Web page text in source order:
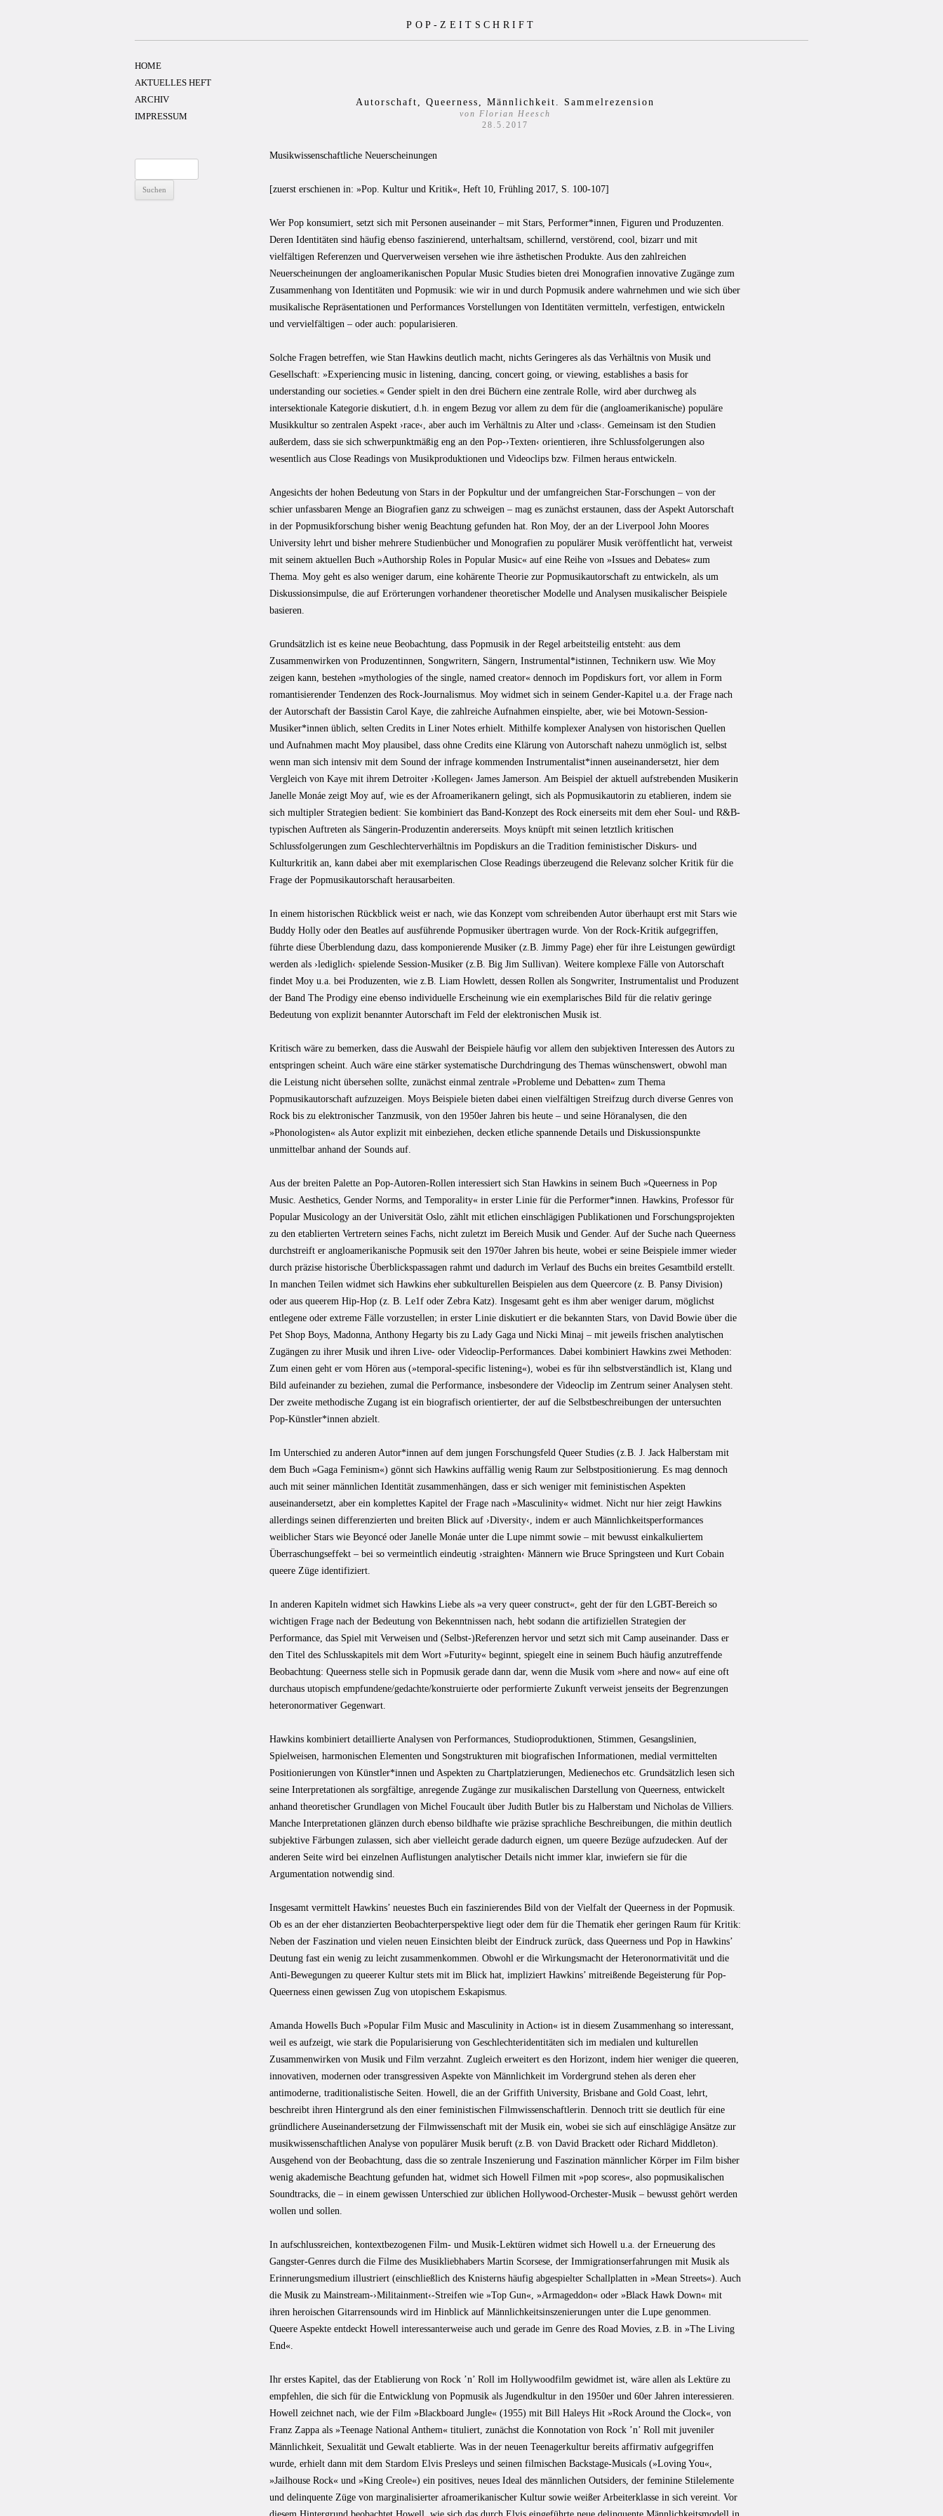
POP-ZEITSCHRIFT
Autorschaft, Queerness, Männlichkeit. Sammelrezension
von Florian Heesch
28.5.2017
Musikwissenschaftliche Neuerscheinungen
[zuerst erschienen in: »Pop. Kultur und Kritik«, Heft 10, Frühling 2017, S. 100-107]
Wer Pop konsumiert, setzt sich mit Personen auseinander – mit Stars, Performer*innen, Figuren und Produzenten.
Deren Identitäten sind häufig ebenso faszinierend, unterhaltsam, schillernd, verstörend, cool, bizarr und mit
vielfältigen Referenzen und Querverweisen versehen wie ihre ästhetischen Produkte. Aus den zahlreichen
Neuerscheinungen der angloamerikanischen Popular Music Studies bieten drei Monografien innovative Zugänge zum
Zusammenhang von Identitäten und Popmusik: wie wir in und durch Popmusik andere wahrnehmen und wie sich über
musikalische Repräsentationen und Performances Vorstellungen von Identitäten vermitteln, verfestigen, entwickeln
und vervielfältigen – oder auch: popularisieren.
Solche Fragen betreffen, wie Stan Hawkins deutlich macht, nichts Geringeres als das Verhältnis von Musik und
Gesellschaft: »Experiencing music in listening, dancing, concert going, or viewing, establishes a basis for
understanding our societies.« Gender spielt in den drei Büchern eine zentrale Rolle, wird aber durchweg als
intersektionale Kategorie diskutiert, d.h. in engem Bezug vor allem zu dem für die (angloamerikanische) populäre
Musikkultur so zentralen Aspekt ›race‹, aber auch im Verhältnis zu Alter und ›class‹. Gemeinsam ist den Studien
außerdem, dass sie sich schwerpunktmäßig eng an den Pop-›Texten‹ orientieren, ihre Schlussfolgerungen also
wesentlich aus Close Readings von Musikproduktionen und Videoclips bzw. Filmen heraus entwickeln.
Angesichts der hohen Bedeutung von Stars in der Popkultur und der umfangreichen Star-Forschungen – von der
schier unfassbaren Menge an Biografien ganz zu schweigen – mag es zunächst erstaunen, dass der Aspekt Autorschaft
in der Popmusikforschung bisher wenig Beachtung gefunden hat. Ron Moy, der an der Liverpool John Moores
University lehrt und bisher mehrere Studienbücher und Monografien zu populärer Musik veröffentlicht hat, verweist
mit seinem aktuellen Buch »Authorship Roles in Popular Music« auf eine Reihe von »Issues and Debates« zum
Thema. Moy geht es also weniger darum, eine kohärente Theorie zur Popmusikautorschaft zu entwickeln, als um
Diskussionsimpulse, die auf Erörterungen vorhandener theoretischer Modelle und Analysen musikalischer Beispiele
basieren.
Grundsätzlich ist es keine neue Beobachtung, dass Popmusik in der Regel arbeitsteilig entsteht: aus dem
Zusammenwirken von Produzentinnen, Songwritern, Sängern, Instrumental*istinnen, Technikern usw. Wie Moy
zeigen kann, bestehen »mythologies of the single, named creator« dennoch im Popdiskurs fort, vor allem in Form
romantisierender Tendenzen des Rock-Journalismus. Moy widmet sich in seinem Gender-Kapitel u.a. der Frage nach
der Autorschaft der Bassistin Carol Kaye, die zahlreiche Aufnahmen einspielte, aber, wie bei Motown-Session-
Musiker*innen üblich, selten Credits in Liner Notes erhielt. Mithilfe komplexer Analysen von historischen Quellen
und Aufnahmen macht Moy plausibel, dass ohne Credits eine Klärung von Autorschaft nahezu unmöglich ist, selbst
wenn man sich intensiv mit dem Sound der infrage kommenden Instrumentalist*innen auseinandersetzt, hier dem
Vergleich von Kaye mit ihrem Detroiter ›Kollegen‹ James Jamerson. Am Beispiel der aktuell aufstrebenden Musikerin
Janelle Monáe zeigt Moy auf, wie es der Afroamerikanern gelingt, sich als Popmusikautorin zu etablieren, indem sie
sich multipler Strategien bedient: Sie kombiniert das Band-Konzept des Rock einerseits mit dem eher Soul- und R&B-
typischen Auftreten als Sängerin-Produzentin andererseits. Moys knüpft mit seinen letztlich kritischen
Schlussfolgerungen zum Geschlechterverhältnis im Popdiskurs an die Tradition feministischer Diskurs- und
Kulturkritik an, kann dabei aber mit exemplarischen Close Readings überzeugend die Relevanz solcher Kritik für die
Frage der Popmusikautorschaft herausarbeiten.
In einem historischen Rückblick weist er nach, wie das Konzept vom schreibenden Autor überhaupt erst mit Stars wie
Buddy Holly oder den Beatles auf ausführende Popmusiker übertragen wurde. Von der Rock-Kritik aufgegriffen,
führte diese Überblendung dazu, dass komponierende Musiker (z.B. Jimmy Page) eher für ihre Leistungen gewürdigt
werden als ›lediglich‹ spielende Session-Musiker (z.B. Big Jim Sullivan). Weitere komplexe Fälle von Autorschaft
findet Moy u.a. bei Produzenten, wie z.B. Liam Howlett, dessen Rollen als Songwriter, Instrumentalist und Produzent
der Band The Prodigy eine ebenso individuelle Erscheinung wie ein exemplarisches Bild für die relativ geringe
Bedeutung von explizit benannter Autorschaft im Feld der elektronischen Musik ist.
Kritisch wäre zu bemerken, dass die Auswahl der Beispiele häufig vor allem den subjektiven Interessen des Autors zu
entspringen scheint. Auch wäre eine stärker systematische Durchdringung des Themas wünschenswert, obwohl man
die Leistung nicht übersehen sollte, zunächst einmal zentrale »Probleme und Debatten« zum Thema
Popmusikautorschaft aufzuzeigen. Moys Beispiele bieten dabei einen vielfältigen Streifzug durch diverse Genres von
Rock bis zu elektronischer Tanzmusik, von den 1950er Jahren bis heute – und seine Höranalysen, die den
»Phonologisten« als Autor explizit mit einbeziehen, decken etliche spannende Details und Diskussionspunkte
unmittelbar anhand der Sounds auf.
Aus der breiten Palette an Pop-Autoren-Rollen interessiert sich Stan Hawkins in seinem Buch »Queerness in Pop
Music. Aesthetics, Gender Norms, and Temporality« in erster Linie für die Performer*innen. Hawkins, Professor für
Popular Musicology an der Universität Oslo, zählt mit etlichen einschlägigen Publikationen und Forschungsprojekten
zu den etablierten Vertretern seines Fachs, nicht zuletzt im Bereich Musik und Gender. Auf der Suche nach Queerness
durchstreift er angloamerikanische Popmusik seit den 1970er Jahren bis heute, wobei er seine Beispiele immer wieder
durch präzise historische Überblickspassagen rahmt und dadurch im Verlauf des Buchs ein breites Gesamtbild erstellt.
In manchen Teilen widmet sich Hawkins eher subkulturellen Beispielen aus dem Queercore (z. B. Pansy Division)
oder aus queerem Hip-Hop (z. B. Le1f oder Zebra Katz). Insgesamt geht es ihm aber weniger darum, möglichst
entlegene oder extreme Fälle vorzustellen; in erster Linie diskutiert er die bekannten Stars, von David Bowie über die
Pet Shop Boys, Madonna, Anthony Hegarty bis zu Lady Gaga und Nicki Minaj – mit jeweils frischen analytischen
Zugängen zu ihrer Musik und ihren Live- oder Videoclip-Performances. Dabei kombiniert Hawkins zwei Methoden:
Zum einen geht er vom Hören aus (»temporal-specific listening«), wobei es für ihn selbstverständlich ist, Klang und
Bild aufeinander zu beziehen, zumal die Performance, insbesondere der Videoclip im Zentrum seiner Analysen steht.
Der zweite methodische Zugang ist ein biografisch orientierter, der auf die Selbstbeschreibungen der untersuchten
Pop-Künstler*innen abzielt.
Im Unterschied zu anderen Autor*innen auf dem jungen Forschungsfeld Queer Studies (z.B. J. Jack Halberstam mit
dem Buch »Gaga Feminism«) gönnt sich Hawkins auffällig wenig Raum zur Selbstpositionierung. Es mag dennoch
auch mit seiner männlichen Identität zusammenhängen, dass er sich weniger mit feministischen Aspekten
auseinandersetzt, aber ein komplettes Kapitel der Frage nach »Masculinity« widmet. Nicht nur hier zeigt Hawkins
allerdings seinen differenzierten und breiten Blick auf ›Diversity‹, indem er auch Männlichkeitsperformances
weiblicher Stars wie Beyoncé oder Janelle Monáe unter die Lupe nimmt sowie – mit bewusst einkalkuliertem
Überraschungseffekt – bei so vermeintlich eindeutig ›straighten‹ Männern wie Bruce Springsteen und Kurt Cobain
queere Züge identifiziert.
In anderen Kapiteln widmet sich Hawkins Liebe als »a very queer construct«, geht der für den LGBT-Bereich so
wichtigen Frage nach der Bedeutung von Bekenntnissen nach, hebt sodann die artifiziellen Strategien der
Performance, das Spiel mit Verweisen und (Selbst-)Referenzen hervor und setzt sich mit Camp auseinander. Dass er
den Titel des Schlusskapitels mit dem Wort »Futurity« beginnt, spiegelt eine in seinem Buch häufig anzutreffende
Beobachtung: Queerness stelle sich in Popmusik gerade dann dar, wenn die Musik vom »here and now« auf eine oft
durchaus utopisch empfundene/gedachte/konstruierte oder performierte Zukunft verweist jenseits der Begrenzungen
heteronormativer Gegenwart.
Hawkins kombiniert detaillierte Analysen von Performances, Studioproduktionen, Stimmen, Gesangslinien,
Spielweisen, harmonischen Elementen und Songstrukturen mit biografischen Informationen, medial vermittelten
Positionierungen von Künstler*innen und Aspekten zu Chartplatzierungen, Medienechos etc. Grundsätzlich lesen sich
seine Interpretationen als sorgfältige, anregende Zugänge zur musikalischen Darstellung von Queerness, entwickelt
anhand theoretischer Grundlagen von Michel Foucault über Judith Butler bis zu Halberstam und Nicholas de Villiers.
Manche Interpretationen glänzen durch ebenso bildhafte wie präzise sprachliche Beschreibungen, die mithin deutlich
subjektive Färbungen zulassen, sich aber vielleicht gerade dadurch eignen, um queere Bezüge aufzudecken. Auf der
anderen Seite wird bei einzelnen Auflistungen analytischer Details nicht immer klar, inwiefern sie für die
Argumentation notwendig sind.
Insgesamt vermittelt Hawkins’ neuestes Buch ein faszinierendes Bild von der Vielfalt der Queerness in der Popmusik.
Ob es an der eher distanzierten Beobachterperspektive liegt oder dem für die Thematik eher geringen Raum für Kritik:
Neben der Faszination und vielen neuen Einsichten bleibt der Eindruck zurück, dass Queerness und Pop in Hawkins’
Deutung fast ein wenig zu leicht zusammenkommen. Obwohl er die Wirkungsmacht der Heteronormativität und die
Anti-Bewegungen zu queerer Kultur stets mit im Blick hat, impliziert Hawkins’ mitreißende Begeisterung für Pop-
Queerness einen gewissen Zug von utopischem Eskapismus.
Amanda Howells Buch »Popular Film Music and Masculinity in Action« ist in diesem Zusammenhang so interessant,
weil es aufzeigt, wie stark die Popularisierung von Geschlechteridentitäten sich im medialen und kulturellen
Zusammenwirken von Musik und Film verzahnt. Zugleich erweitert es den Horizont, indem hier weniger die queeren,
innovativen, modernen oder transgressiven Aspekte von Männlichkeit im Vordergrund stehen als deren eher
antimoderne, traditionalistische Seiten. Howell, die an der Griffith University, Brisbane and Gold Coast, lehrt,
beschreibt ihren Hintergrund als den einer feministischen Filmwissenschaftlerin. Dennoch tritt sie deutlich für eine
gründlichere Auseinandersetzung der Filmwissenschaft mit der Musik ein, wobei sie sich auf einschlägige Ansätze zur
musikwissenschaftlichen Analyse von populärer Musik beruft (z.B. von David Brackett oder Richard Middleton).
Ausgehend von der Beobachtung, dass die so zentrale Inszenierung und Faszination männlicher Körper im Film bisher
wenig akademische Beachtung gefunden hat, widmet sich Howell Filmen mit »pop scores«, also popmusikalischen
Soundtracks, die – in einem gewissen Unterschied zur üblichen Hollywood-Orchester-Musik – bewusst gehört werden
wollen und sollen.
In aufschlussreichen, kontextbezogenen Film- und Musik-Lektüren widmet sich Howell u.a. der Erneuerung des
Gangster-Genres durch die Filme des Musikliebhabers Martin Scorsese, der Immigrationserfahrungen mit Musik als
Erinnerungsmedium illustriert (einschließlich des Knisterns häufig abgespielter Schallplatten in »Mean Streets«). Auch
die Musik zu Mainstream-›Militainment‹-Streifen wie »Top Gun«, »Armageddon« oder »Black Hawk Down« mit
ihren heroischen Gitarrensounds wird im Hinblick auf Männlichkeitsinszenierungen unter die Lupe genommen.
Queere Aspekte entdeckt Howell interessanterweise auch und gerade im Genre des Road Movies, z.B. in »The Living
End«.
Ihr erstes Kapitel, das der Etablierung von Rock ’n’ Roll im Hollywoodfilm gewidmet ist, wäre allen als Lektüre zu
empfehlen, die sich für die Entwicklung von Popmusik als Jugendkultur in den 1950er und 60er Jahren interessieren.
Howell zeichnet nach, wie der Film »Blackboard Jungle« (1955) mit Bill Haleys Hit »Rock Around the Clock«, von
Franz Zappa als »Teenage National Anthem« tituliert, zunächst die Konnotation von Rock ’n’ Roll mit juveniler
Männlichkeit, Sexualität und Gewalt etablierte. Was in der neuen Teenagerkultur bereits affirmativ aufgegriffen
wurde, erhielt dann mit dem Stardom Elvis Presleys und seinen filmischen Backstage-Musicals (»Loving You«,
»Jailhouse Rock« und »King Creole«) ein positives, neues Ideal des männlichen Outsiders, der feminine Stilelemente
und delinquente Züge von marginalisierter afroamerikanischer Kultur sowie weißer Arbeiterklasse in sich vereint. Vor
HOME
AKTUELLES HEFT
ARCHIV
IMPRESSUM
nach: